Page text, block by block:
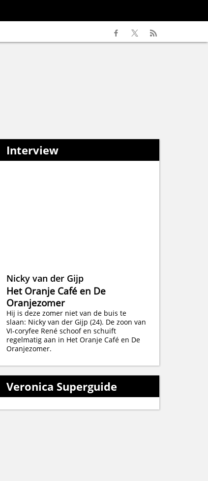
Interview
Nicky van der Gijp
Het Oranje Café en De
Oranjezomer
Hij is deze zomer niet van de buis te
slaan: Nicky van der Gijp (24). De zoon van
VI-coryfee René schoof en schuift
regelmatig aan in Het Oranje Café en De
Oranjezomer.
Veronica Superguide